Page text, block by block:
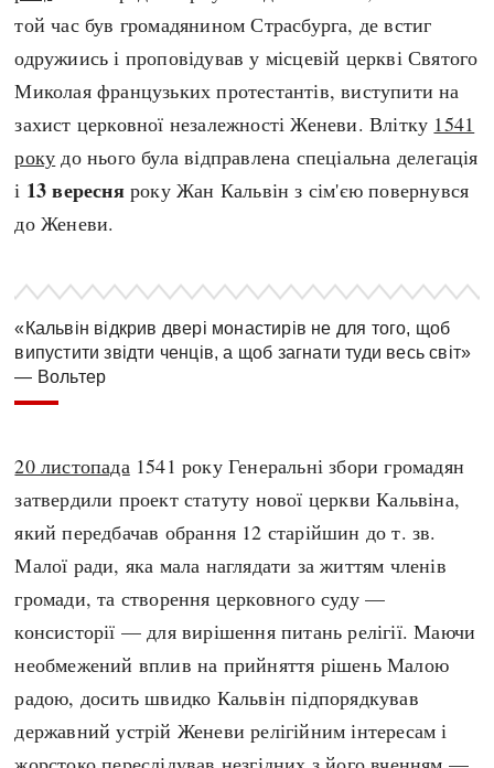
той час був громадянином Страсбурга, де встиг
одружиись і проповідував у місцевій церкві Святого
Миколая французьких протестантів, виступити на
захист церковної незалежності Женеви. Влітку 1541
року до нього була відправлена спеціальна делегація
і 13 вересняроку Жан Кальвін з сім'єю повернувся
до Женеви.
«Кальвін відкрив двері монастирів не для того, щоб
випустити звідти ченців, а щоб загнати туди весь світ»
— Вольтер
20 листопада 1541 року Генеральні збори громадян
затвердили проект статуту нової церкви Кальвіна,
який передбачав обрання 12 старійшин до т. зв.
Малої ради, яка мала наглядати за життям членів
громади, та створення церковного суду —
консисторії — для вирішення питань релігії. Маючи
необмежений вплив на прийняття рішень Малою
радою, досить швидко Кальвін підпорядкував
державний устрій Женеви релігійним інтересам і